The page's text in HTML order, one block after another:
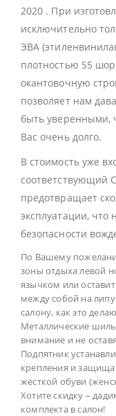
2020 . При
исключительно
ЭВА
плотностью 55
окантовочную
позволяет нам
быть уверенными,
Вас очень долго.
В стоимость уже
соответствующий
предотвращает
эксплуатации, что
безопасности
По Вашему
зоны отдыха левой
язычком или
между собой на
салону, как это
Металлические
внимание и не
Подпятник
крепления и
жесткой обуви
Хотите скидку –
комплекта в салон!